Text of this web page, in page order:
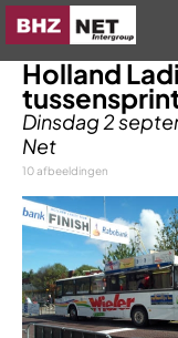
Holland
Dinsdag 2
Net
10 afbeeldingen